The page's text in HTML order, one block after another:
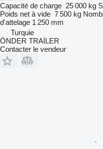
Capacité de charge 25 000 kg
Poids net à vide 7 500 kg
d'attelage 1 250 mm
Turquie
ÖNDER TRAİLER
Contacter le vendeur